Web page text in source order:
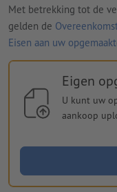
Met betrekking tot de
gelden de
Eisen aan uw
Eigen
U kunt uw
aankoop